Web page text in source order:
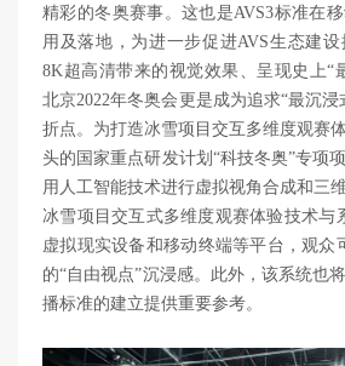
精彩的冬奥赛事。这也是AVS3标准在
用及落地，为进一步促进AVS生态建
8K超高清带来的视觉效果、呈现史上“
北京2022年冬奥会更是成为追求“最沉
折点。为打造冰雪项目交互多维度观赛
头的国家重点研发计划“科技冬奥”专项
用人工智能技术进行虚拟视角合成和三
冰雪项目交互式多维度观赛体验技术与
虚拟现实设备和移动终端等平台，观众
的“自由视点”沉浸感。此外，该系统也
播标准的建立提供重要参考。